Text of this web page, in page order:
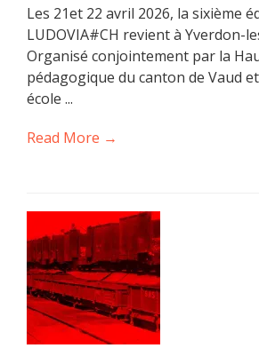
Les 21et 22 avril 2026, la sixième
LUDOVIA#CH revient à Yverdon-
Organisé conjointement par la
pédagogique du canton de Vaud
école ...
Read More →